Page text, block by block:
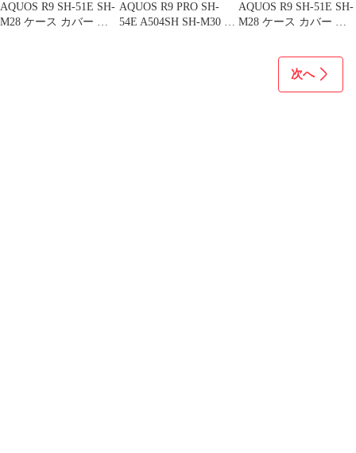
AQUOS R9 SH-51E SH-
M28 ケース カバー 手
AQUOS R9 PRO SH-
54E A504SH SH-M30 ケ
AQUOS R9 SH-51E SH-
M28 ケース カバー 手
A401SHケース A401SH
カバー "q-20m-27-dn03
次へ